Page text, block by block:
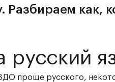
Разбираем как,
русский
проще русского,